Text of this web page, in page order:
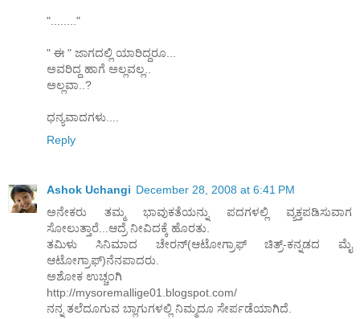
"........"
" ಈ " ಜಾಗದಲ್ಲಿ ಯಾರಿದ್ದರೂ...
ಅವರಿದ್ದ ಹಾಗೆ ಅಲ್ಲವಲ್ಲ..
ಅಲ್ಲವಾ..?
ಧನ್ಯವಾದಗಳು....
Reply
Ashok Uchangi December 28, 2008 at 6:41 PM
ಅನೇಕರು ತಮ್ಮ ಭಾವುಕತೆಯನ್ನು ಪದಗಳಲ್ಲಿ ವ್ಯಕ್ತಪಡಿಸುವಾಗ
ಸೋಲುತ್ತಾರೆ...ಆದ್ರೆ ನೀವಿದಕ್ಕೆ ಹೊರತು.
ತಮಿಳು ಸಿನಿಮಾದ ಚೇರನ್(ಆಟೋಗ್ರಾಫ್ ಚಿತ್ರ್-ಕನ್ನಡದ ಮೈ
ಆಟೋಗ್ರಾಫ್)ನೆನಪಾದರು.
ಅಶೋಕ ಉಚ್ಚಂಗಿ
http://mysoremallige01.blogspot.com/
ನನ್ನ ತಲೆದೂಗುವ ಬ್ಲಾಗುಗಳಲ್ಲಿ ನಿಮ್ಮದೂ ಸೇರ್ಪಡೆಯಾಗಿದೆ.